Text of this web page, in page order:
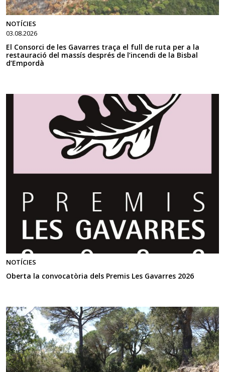
NOTÍCIES
03.08.2026
El Consorci de les Gavarres traça el full de ruta per a la
restauració del massís després de l’incendi de la Bisbal
d’Empordà
NOTÍCIES
Oberta la convocatòria dels Premis Les Gavarres 2026